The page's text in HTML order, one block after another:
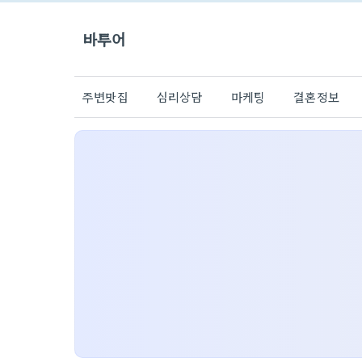
바투어
주변맛집 심리상담 마케팅 결혼정보